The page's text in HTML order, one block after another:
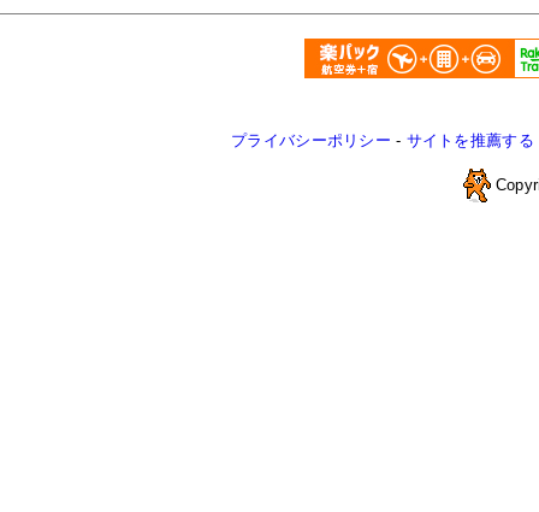
プライバシーポリシー - サイトを推薦する